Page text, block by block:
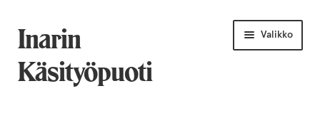
Siirry
navigointiin
Siirry
sisältöön
Inarin
Käsityöpuoti
Valikko